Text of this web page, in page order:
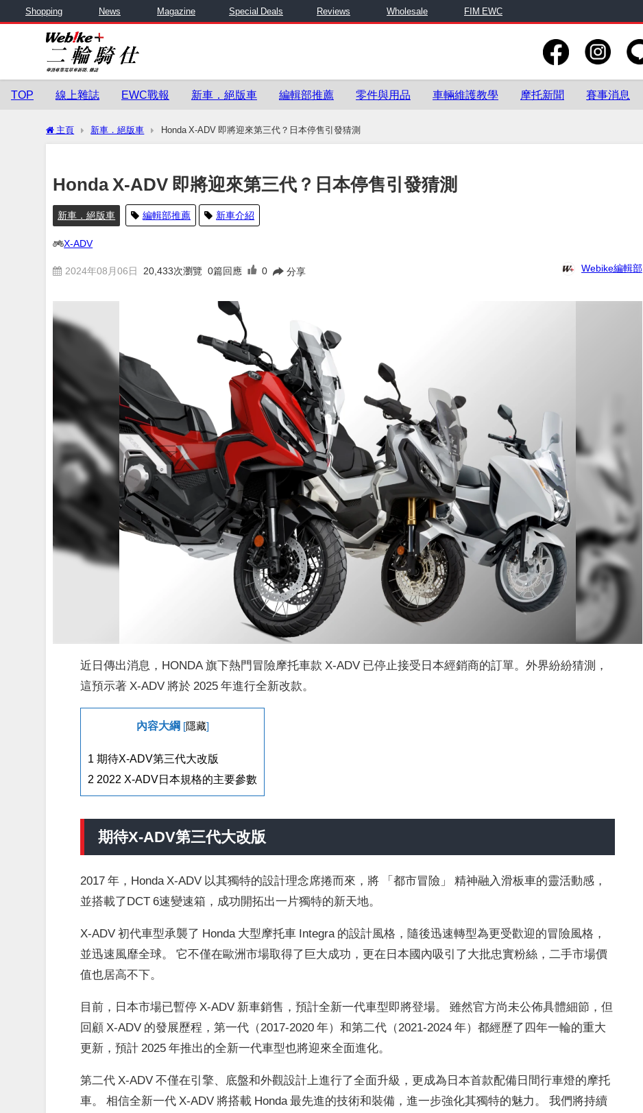
Shopping News Magazine Special Deals Reviews Wholesale FIM EWC
TOP 線上雜誌 EWC戰報 新車．絕版車 編輯部推薦 零件與用品 車輛維護教學 摩托新聞 賽事消息
主頁 新車．絕版車 Honda X-ADV 即將迎來第三代？日本停售引發猜測
Honda X-ADV 即將迎來第三代？日本停售引發猜測
新車．絕版車 編輯部推薦 新車介紹
X-ADV
2024年08月06日 20,433次瀏覽 0篇回應 0 分享 Webike編輯部
近日傳出消息，HONDA 旗下熱門冒險摩托車款 X-ADV 已停止接受日本經銷商的訂單。外界紛紛猜測，
這預示著 X-ADV 將於 2025 年進行全新改款。
內容大綱 隱藏]
1 期待X-ADV第三代大改版
2 2022 X-ADV日本規格的主要參數
期待X-ADV第三代大改版
2017 年，Honda X-ADV 以其獨特的設計理念席捲而來，將 「都市冒險」 精神融入滑板車的靈活動感，
並搭載了DCT 6速變速箱，成功開拓出一片獨特的新天地。
X-ADV 初代車型承襲了 Honda 大型摩托車 Integra 的設計風格，隨後迅速轉型為更受歡迎的冒險風格，
並迅速風靡全球。 它不僅在歐洲市場取得了巨大成功，更在日本國內吸引了大批忠實粉絲，二手市場價
值也居高不下。
目前，日本市場已暫停 X-ADV 新車銷售，預計全新一代車型即將登場。 雖然官方尚未公佈具體細節，但
回顧 X-ADV 的發展歷程，第一代（2017-2020 年）和第二代（2021-2024 年）都經歷了四年一輪的重大
更新，預計 2025 年推出的全新一代車型也將迎來全面進化。
第二代 X-ADV 不僅在引擎、底盤和外觀設計上進行了全面升級，更成為日本首款配備日間行車燈的摩托
車。 相信全新一代 X-ADV 將搭載 Honda 最先進的技術和裝備，進一步強化其獨特的魅力。 我們將持續